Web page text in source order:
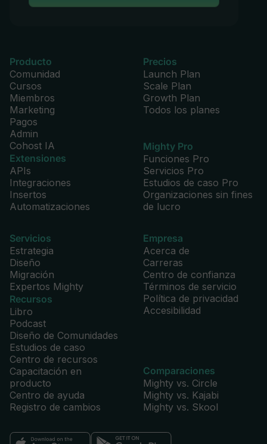
5 10 Ilimitado
Mensajería privada
Notas de voz
Programa de referidos integrado
Rachas de miembros
Producto
Comunidad
Cursos
Miembros
Marketing
Pagos
Admin
Cohost IA
Extensiones
APIs
Integraciones
Insertos
Automatizaciones
Precios
Launch Plan
Scale Plan
Growth Plan
Todos los planes
Mighty Pro
Funciones Pro
Servicios Pro
Estudios de caso Pro
Organizaciones sin fines
de lucro
Servicios
Estrategia
Diseño
Migración
Expertos Mighty
Recursos
Libro
Podcast
Diseño de Comunidades
Estudios de caso
Centro de recursos
Capacitación en
producto
Centro de ayuda
Registro de cambios
Empresa
Acerca de
Carreras
Centro de confianza
Términos de servicio
Política de privacidad
Accesibilidad
Comparaciones
Mighty vs. Circle
Mighty vs. Kajabi
Mighty vs. Skool